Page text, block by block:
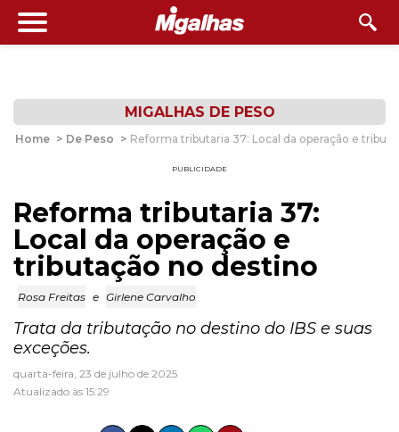
MIGALHAS DE PESO
Home > De Peso > Reforma tributaria 37: Local da operação e
PUBLICIDADE
Reforma tributaria 37:
Local da operação e
tributação no destino
Rosa Freitas e Girlene Carvalho
Trata da tributação no destino do IBS e suas
exceções.
quarta-feira, 23 de julho de 2025
Atualizado às 15:29